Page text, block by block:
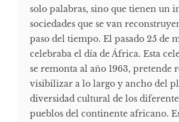
solo palabras, sino que tienen un
sociedades que se van
paso del tiempo. El pasado 25 de
celebraba el día de África. Esta
se remonta al año 1963, pretende
visibilizar a lo largo y ancho del
diversidad cultural de los
pueblos del continente africano.